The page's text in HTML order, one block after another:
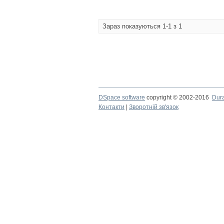
Зараз показуються 1-1 з 1
DSpace software copyright © 2002-2016
Контакти
Зворотній зв'язок